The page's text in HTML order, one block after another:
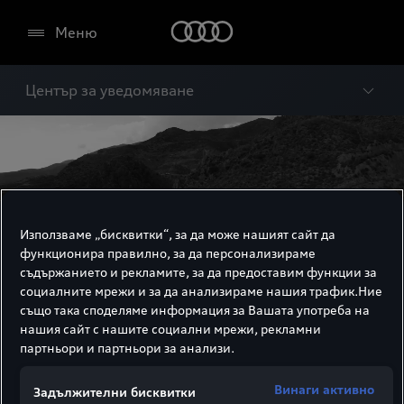
Меню
Център за уведомяване
Център за
Използваме „бисквитки“, за да може нашият сайт да
функционира правилно, за да персонализираме
съдържанието и рекламите, за да предоставим функции за
социалните мрежи и за да анализираме нашия трафик.Ние
също така споделяме информация за Вашата употреба на
нашия сайт с нашите социални мрежи, рекламни
партньори и партньори за анализи.
Задължителни бисквитки Винаги активно